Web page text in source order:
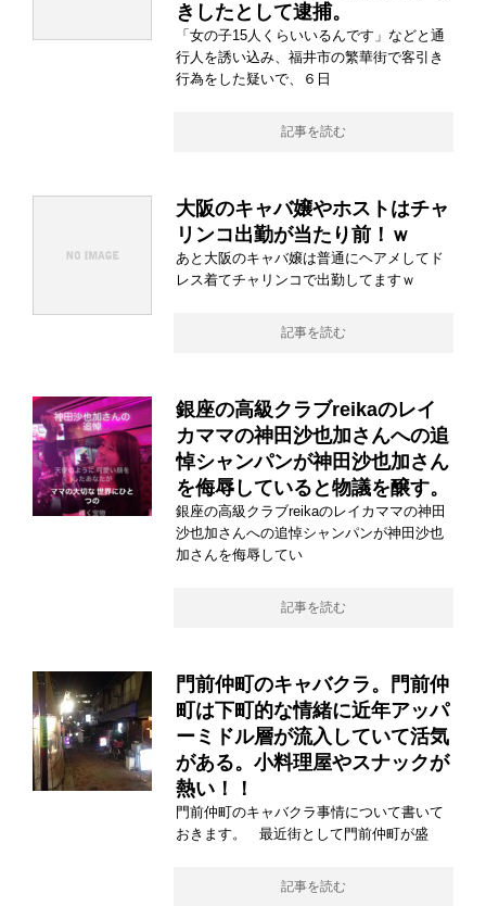
きしたとして逮捕。
「女の子15人くらいいるんです」などと通
行人を誘い込み、福井市の繁華街で客引き
行為をした疑いで、６日
記事を読む
大阪のキャバ嬢やホストはチャ
リンコ出勤が当たり前！ｗ
あと大阪のキャバ嬢は普通にヘアメしてド
レス着てチャリンコで出勤してますｗ
記事を読む
銀座の高級クラブreikaのレイ
カママの神田沙也加さんへの追
悼シャンパンが神田沙也加さん
を侮辱していると物議を醸す。
銀座の高級クラブreikaのレイカママの神田
沙也加さんへの追悼シャンパンが神田沙也
加さんを侮辱してい
記事を読む
門前仲町のキャバクラ。門前仲
町は下町的な情緒に近年アッパ
ーミドル層が流入していて活気
がある。小料理屋やスナックが
熱い！！
門前仲町のキャバクラ事情について書いて
おきます。 最近街として門前仲町が盛
記事を読む